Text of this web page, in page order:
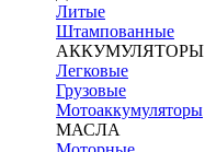
Литые
Штампованные
АККУМУЛЯТОРЫ
Легковые
Грузовые
Мотоаккумуляторы
МАСЛА